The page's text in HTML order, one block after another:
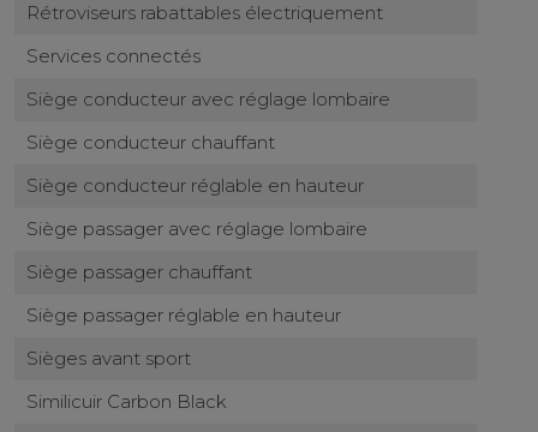
Rétroviseurs rabattables électriquement
Services connectés
Siège conducteur avec réglage lombaire
Siège conducteur chauffant
Siège conducteur réglable en hauteur
Siège passager avec réglage lombaire
Siège passager chauffant
Siège passager réglable en hauteur
Sièges avant sport
Similicuir Carbon Black